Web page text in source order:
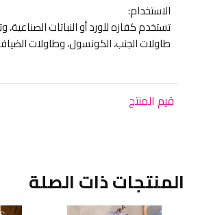
الاستخدام:
تستخدم كفازه للورد أو النباتات الصناعية،
طاولات الجنب، الكونسول، وطاولات
قيم المنتج
المنتجات ذات الصلة